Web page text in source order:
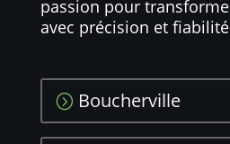
passion pour
avec précision et
Boucherville